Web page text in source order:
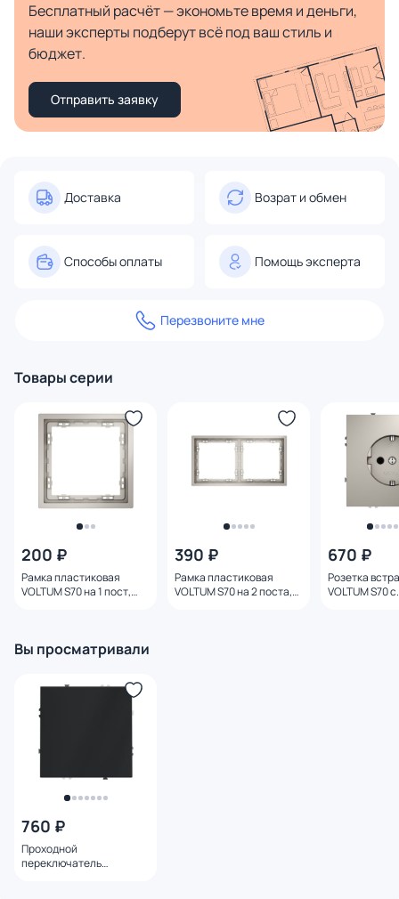
Бесплатный расчёт — экономьте время и деньги,
наши эксперты подберут всё под ваш стиль и
бюджет.
Отправить заявку
Доставка Возрат и обмен
Способы оплаты Помощь эксперта
Перезвоните мне
Товары серии
200 ₽
Рамка пластиковая
VOLTUM S70 на 1 пост,
390 ₽
Рамка пластиковая
VOLTUM S70 на 2 поста,
670 ₽
Розетка
VOLTUM S70 с
Вы просматривали
760 ₽
Проходной
переключатель